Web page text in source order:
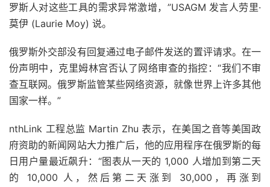
罗斯人对这些工具的需求异常激增，”USAGM 发言人劳里·
莫伊 (Laurie Moy) 说。
俄罗斯外交部没有回复通过电子邮件发送的置评请求。在一
份声明中，克里姆林宫否认了网络审查的指控：“我们不审
查互联网。俄罗斯监管某些网络资源，就像世界上许多其他
国家一样。”
nthLink 工程总监 Martin Zhu 表示，在美国之音等美国政
府资助的新闻网站大力推广后，他的应用程序在俄罗斯的每
日用户量最近飙升：“图表从一天的 1,000 人增加到第二天
的 10,000 人，然后第二天涨到 30,000，再涨到